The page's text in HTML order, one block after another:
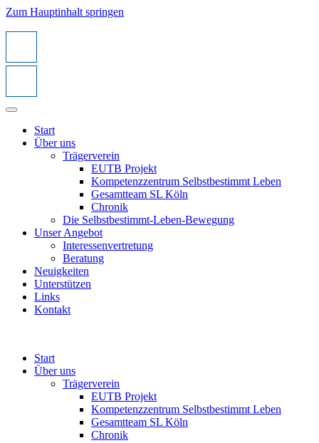
Zum Hauptinhalt springen
Start
Über uns
Trägerverein
EUTB Projekt
Kompetenzzentrum Selbstbestimmt Leben
Gesamtteam SL Köln
Chronik
Die Selbstbestimmt-Leben-Bewegung
Unser Angebot
Interessenvertretung
Beratung
Neuigkeiten
Unterstützen
Links
Kontakt
Start
Über uns
Trägerverein
EUTB Projekt
Kompetenzzentrum Selbstbestimmt Leben
Gesamtteam SL Köln
Chronik